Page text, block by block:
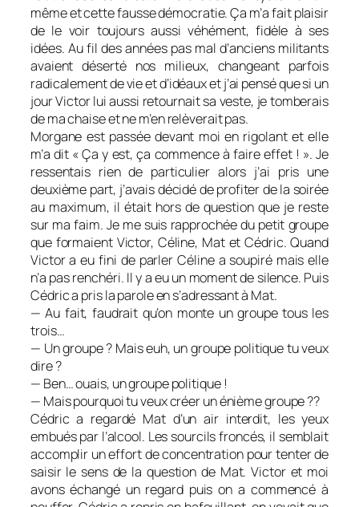
même et cette fausse démocratie. Ça m’a fait plaisir
de le voir toujours aussi véhément, fidèle à ses
idées. Au fil des années pas mal d’anciens militants
avaient déserté nos milieux, changeant parfois
radicalement de vie et d’idéaux et j’ai pensé que si un
jour Victor lui aussi retournait sa veste, je tomberais
de ma chaise et ne m’en relèverait pas.
Morgane est passée devant moi en rigolant et elle
m’a dit « Ça y est, ça commence à faire effet ! ». Je
ressentais rien de particulier alors j’ai pris une
deuxième part, j’avais décidé de profiter de la soirée
au maximum, il était hors de question que je reste
sur ma faim. Je me suis rapprochée du petit groupe
que formaient Victor, Céline, Mat et Cédric. Quand
Victor a eu fini de parler Céline a soupiré mais elle
n’a pas renchéri. Il y a eu un moment de silence. Puis
Cédric a pris la parole en s’adressant à Mat.
— Au fait, faudrait qu’on monte un groupe tous les
trois…
— Un groupe ? Mais euh, un groupe politique tu veux
dire ?
— Ben… ouais, un groupe politique !
— Mais pourquoi tu veux créer un énième groupe ??
Cédric a regardé Mat d’un air interdit, les yeux
embués par l’alcool. Les sourcils froncés, il semblait
accomplir un effort de concentration pour tenter de
saisir le sens de la question de Mat. Victor et moi
avons échangé un regard puis on a commencé à